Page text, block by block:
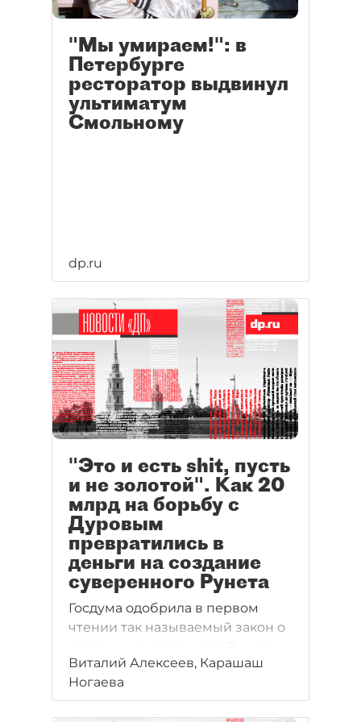
"Мы умираем!": в
Петербурге
ресторатор выдвинул
ультиматум
Смольному
dp.ru
"Это и есть shit, пусть
и не золотой". Как 20
млрд на борьбу с
Дуровым
превратились в
деньги на создание
суверенного Рунета
Госдума одобрила в первом
чтении так называемый закон о
По мнению законодателей, эта
инициатива поможет
поддержать в России
Виталий Алексеев, Карашаш
Ногаева